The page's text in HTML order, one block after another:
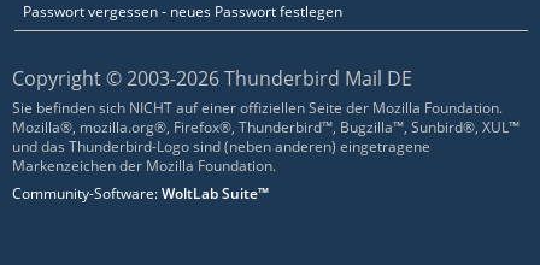
Passwort vergessen - neues Passwort festlegen
Copyright © 2003-2026 Thunderbird Mail DE
Sie befinden sich NICHT auf einer offiziellen Seite der Mozilla Foundation.
Mozilla®, mozilla.org®, Firefox®, Thunderbird™, Bugzilla™, Sunbird®, XUL™
und das Thunderbird-Logo sind (neben anderen) eingetragene
Markenzeichen der Mozilla Foundation.
Community-Software:WoltLab Suite™